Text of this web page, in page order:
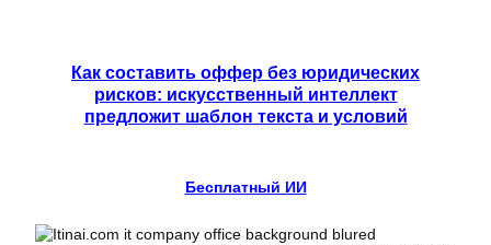
Как составить оффер без юридических
рисков: искусственный интеллект
предложит шаблон текста и условий
Бесплатный ИИ